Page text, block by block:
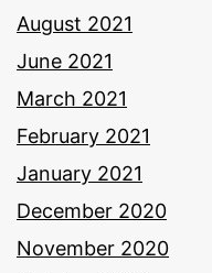
August 2021
June 2021
March 2021
February 2021
January 2021
December 2020
November 2020